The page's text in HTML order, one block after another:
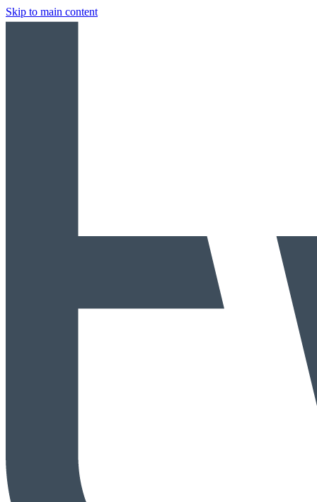
Skip to main content